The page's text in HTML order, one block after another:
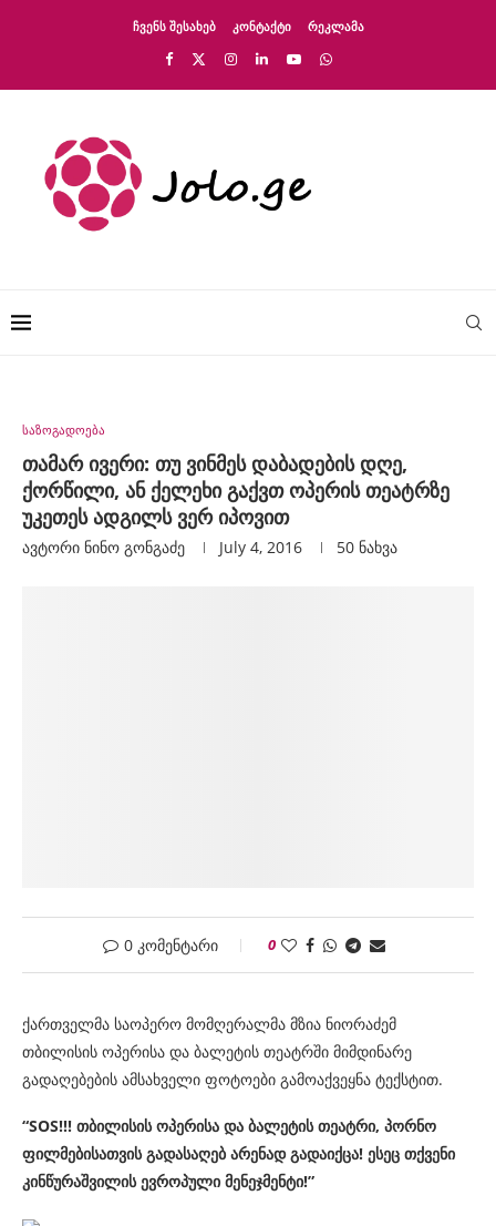
ᲩᲕᲔᲜᲡ ᲨᲔᲡᲐᲮᲔᲑ ᲙᲝᲜᲢᲐᲥᲢᲘ ᲠᲔᲙᲚᲐᲛᲐ
საზოგადოება
თამარ ივერი: თუ ვინმეს დაბადების დღე,
ქორწილი, ან ქელეხი გაქვთ ოპერის თეატრზე
უკეთეს ადგილს ვერ იპოვით
ავტორი Ნინო Გონგაძე July 4, 2016 50 ნახვა
0 კომენტარი 0
ქართველმა საოპერო მომღერალმა მზია ნიორაძემ
თბილისის ოპერისა და ბალეტის თეატრში მიმდინარე
გადაღებების ამსახველი ფოტოები გამოაქვეყნა ტექსტით.
“SOS!!! თბილისის ოპერისა და ბალეტის თეატრი, პორნო
ფილმებისათვის გადასაღებ არენად გადაიქცა! ესეც თქვენი
კინწურაშვილის ევროპული მენეჯმენტი!”